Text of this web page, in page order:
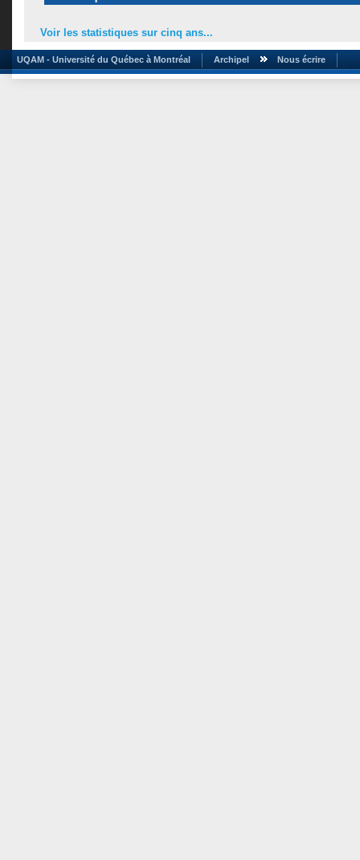
Voir les statistiques sur cinq ans...
UQAM - Université du Québec à Montréal Archipel Nous écrire